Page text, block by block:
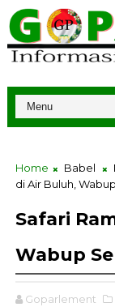
Home Babel
di Air Buluh,
Safari
Wabup
Goparlement